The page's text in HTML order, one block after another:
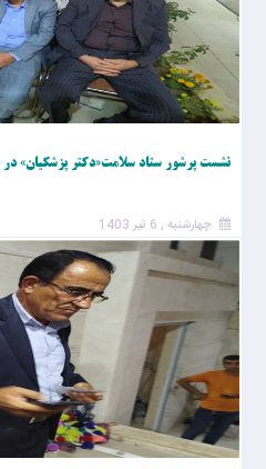
نشست پرشور ستاد سلامت«دکتر پزشکیان»
چهارشنبه , 6 تیر 1403